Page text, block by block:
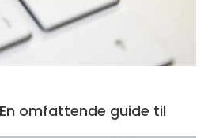
omfattende guide til